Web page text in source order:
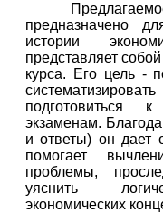
предназначено
истории
представляет
курса. Его цель -
подготовиться
экзаменам.
и ответы) он дает
помогает
проблемы,
уяснить
экономических